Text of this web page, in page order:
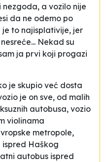
a vozilo nije
da ne odemo po
to najisplativije, jer
Nekad su
ja prvi koji progazi
je skupio već dosta
je on sve, od malih
autobusa, vozio
violinama
metropole,
Haškog
autobus ispred